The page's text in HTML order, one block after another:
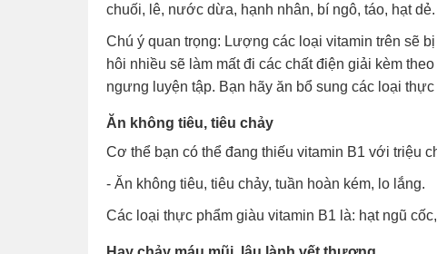
chuối, lê, nước dừa, hạnh nhân, bí ngô, táo, hạt dẻ.
Chú ý quan trọng: Lượng các loại vitamin trên sẽ
hôi nhiều sẽ làm mất đi các chất điện giải kèm
ngưng luyện tập. Bạn hãy ăn bổ sung các loại
Ăn không tiêu, tiêu chảy
Cơ thể bạn có thể đang thiếu vitamin B1 với triệu
- Ăn không tiêu, tiêu chảy, tuần hoàn kém, lo lắng.
Các loại thực phẩm giàu vitamin B1 là: hạt ngũ